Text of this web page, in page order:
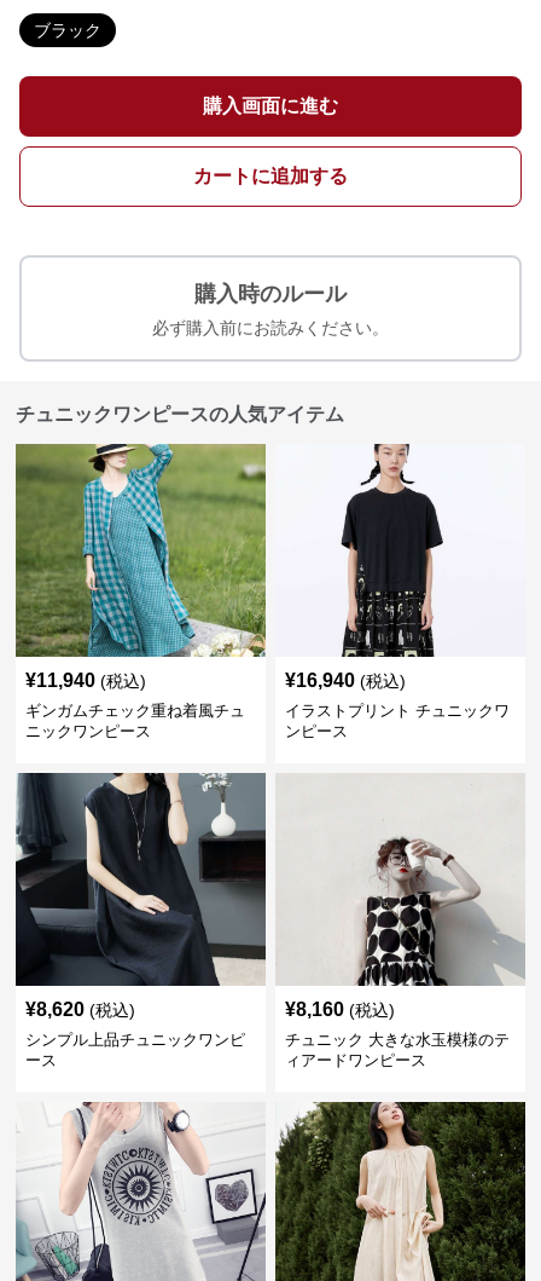
ブラック
購入画面に進む
カートに追加する
購入時のルール
必ず購入前にお読みください。
チュニックワンピースの人気アイテム
¥11,940 (税込)
ギンガムチェック重ね着風チュ
ニックワンピース
¥16,940 (税込)
イラストプリント チュニックワ
ンピース
¥8,620 (税込)
シンプル上品チュニックワンピ
ース
¥8,160 (税込)
チュニック 大きな水玉模様のテ
ィアードワンピース